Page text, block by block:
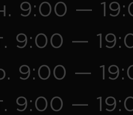
9:00 —
9:00 —
9:00 —
9:00 —